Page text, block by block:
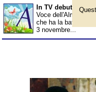
In TV debutta
Voce
che ha la battuta
3 novembre...